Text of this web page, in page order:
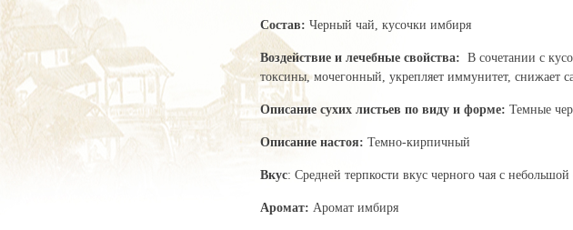
Состав: Черный чай, кусочки имбиря
Воздействие и лечебные свойства: В сочетании с
токсины, мочегонный, укрепляет иммунитет, снижает
Описание сухих листьев по виду и форме: Темные
Описание настоя: Темно-кирпичный
Вкус: Средней терпкости вкус черного чая с
Аромат: Аромат имбиря